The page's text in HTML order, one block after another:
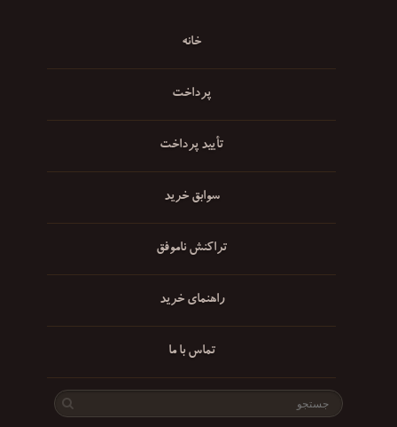
خانه
پرداخت
تأیید پرداخت
سوابق خرید
تراکنش ناموفق
راهنمای خرید
تماس با ما